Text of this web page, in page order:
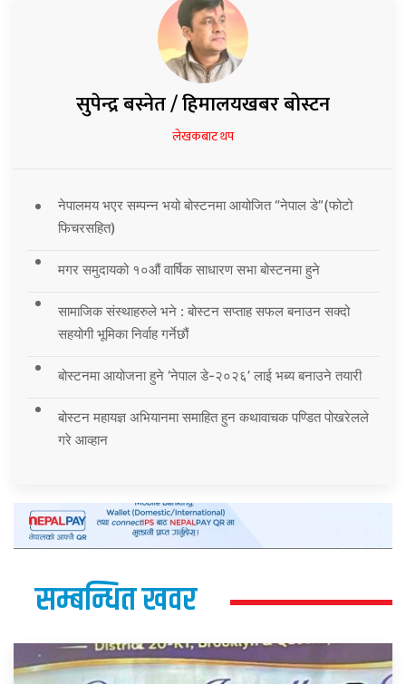
सुपेन्द्र बस्नेत / हिमालयखबर बोस्टन
लेखकबाट थप
नेपालमय भएर सम्पन्न भयो बोस्टनमा आयोजित “नेपाल डे”(फोटो
फिचरसहित)
मगर समुदायको १०औं वार्षिक साधारण सभा बोस्टनमा हुने
सामाजिक संस्थाहरुले भने : बोस्टन सप्ताह सफल बनाउन सक्दो
सहयोगी भूमिका निर्वाह गर्नेछौं
बोस्टनमा आयोजना हुने ‘नेपाल डे-२०२६’ लाई भब्य बनाउने तयारी
बोस्टन महायज्ञ अभियानमा समाहित हुन कथावाचक पण्डित पोखरेलले
गरे आव्हान
सम्बन्धित खवर